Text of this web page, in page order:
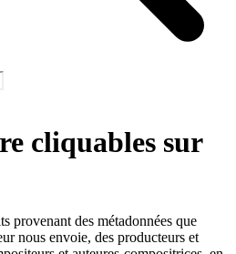
cliquables sur
provenant des métadonnées que
nous envoie, des producteurs et